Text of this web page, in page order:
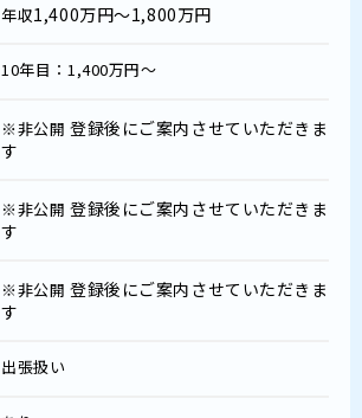
年収1,400万円～1,800万円
10年目：1,400万円～
※非公開登録後にご案内させていただきま
す
※非公開登録後にご案内させていただきま
す
※非公開登録後にご案内させていただきま
す
出張扱い